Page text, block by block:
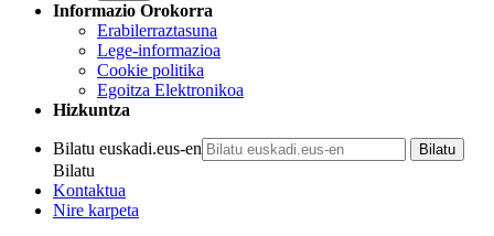
Informazio Orokorra
Erabilerraztasuna
Lege-informazioa
Cookie politika
Egoitza Elektronikoa
Hizkuntza
Bilatu euskadi.eus-en
Bilatu
Kontaktua
Nire karpeta